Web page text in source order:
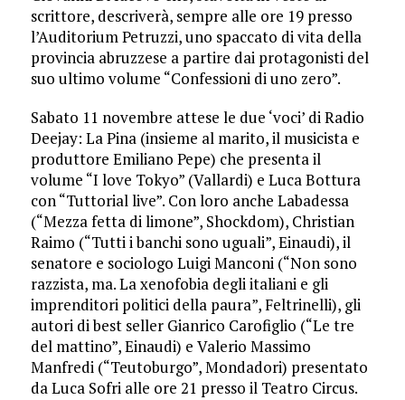
scrittore, descriverà, sempre alle ore 19 presso
l’Auditorium Petruzzi, uno spaccato di vita della
provincia abruzzese a partire dai protagonisti del
suo ultimo volume “Confessioni di uno zero”.
Sabato 11 novembre attese le due ‘voci’ di Radio
Deejay: La Pina (insieme al marito, il musicista e
produttore Emiliano Pepe) che presenta il
volume “I love Tokyo” (Vallardi) e Luca Bottura
con “Tuttorial live”. Con loro anche Labadessa
(“Mezza fetta di limone”, Shockdom), Christian
Raimo (“Tutti i banchi sono uguali”, Einaudi), il
senatore e sociologo Luigi Manconi (“Non sono
razzista, ma. La xenofobia degli italiani e gli
imprenditori politici della paura”, Feltrinelli), gli
autori di best seller Gianrico Carofiglio (“Le tre
del mattino”, Einaudi) e Valerio Massimo
Manfredi (“Teutoburgo”, Mondadori) presentato
da Luca Sofri alle ore 21 presso il Teatro Circus.